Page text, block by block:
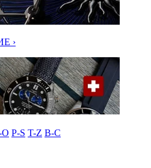
›
P-S T-Z В-С